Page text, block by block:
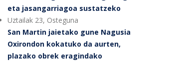
eta jasangarriagoa sustatzeko
Uztailak 23, Osteguna
San Martin jaietako gune Nagusia
Oxirondon kokatuko da aurten,
plazako obrek eragindako